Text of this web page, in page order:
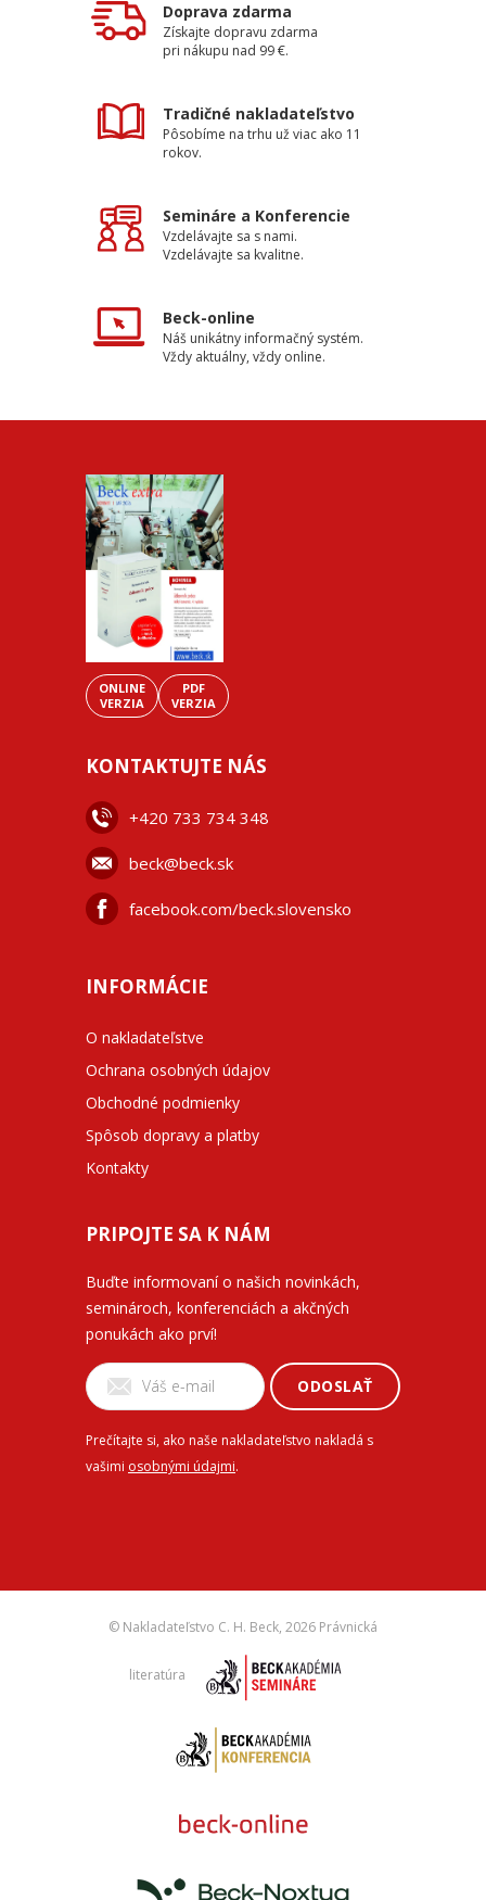
Doprava zdarma
Získajte dopravu zdarma
pri nákupu nad 99 €.
Tradičné nakladateľstvo
Pôsobíme na trhu už viac ako 11
rokov.
Semináre a Konferencie
Vzdelávajte sa s nami.
Vzdelávajte sa kvalitne.
Beck-online
Náš unikátny informačný systém.
Vždy aktuálny, vždy online.
ONLINE
VERZIA
PDF
VERZIA
KONTAKTUJTE NÁS
+420 733 734 348
beck@beck.sk
facebook.com/beck.slovensko
INFORMÁCIE
O nakladateľstve
Ochrana osobných údajov
Obchodné podmienky
Spôsob dopravy a platby
Kontakty
PRIPOJTE SA K NÁM
Buďte informovaní o našich novinkách,
seminároch, konferenciách a akčných
ponukách ako prví!
ODOSLAŤ
Prečítajte si, ako naše nakladateľstvo nakladá s
vašimi osobnými údajmi.
© Nakladateľstvo C. H. Beck, 2026 Právnická
literatúra